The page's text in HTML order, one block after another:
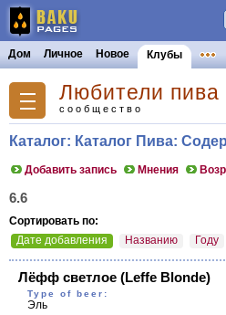
Дом Личное Новое Клубы
Любители пива
сообщество
Каталог: Каталог Пива:
Добавить запись Мнения
6.6
Сортировать по:
Дате добавления
Названию Году
Лёфф светлое (Leffe Blonde)
Type of beer:
Эль